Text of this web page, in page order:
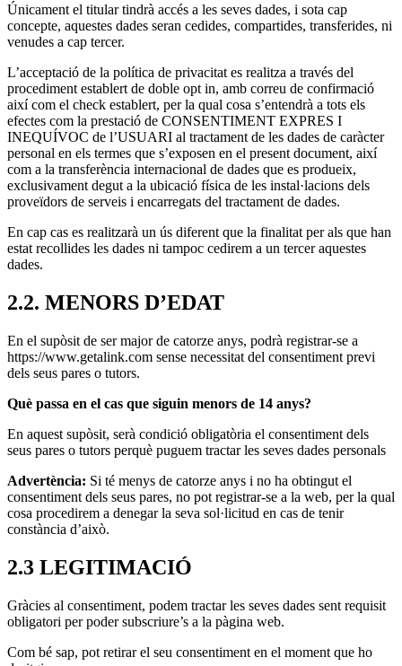
Únicament el titular tindrà accés a les seves dades, i sota cap
concepte, aquestes dades seran cedides, compartides, transferides, ni
venudes a cap tercer.
L’acceptació de la política de privacitat es realitza a través del
procediment establert de doble opt in, amb correu de confirmació
així com el check establert, per la qual cosa s’entendrà a tots els
efectes com la prestació de CONSENTIMENT EXPRES I
INEQUÍVOC de l’USUARI al tractament de les dades de caràcter
personal en els termes que s’exposen en el present document, així
com a la transferència internacional de dades que es produeix,
exclusivament degut a la ubicació física de les instal·lacions dels
proveïdors de serveis i encarregats del tractament de dades.
En cap cas es realitzarà un ús diferent que la finalitat per als que han
estat recollides les dades ni tampoc cedirem a un tercer aquestes
dades.
2.2. MENORS D’EDAT
En el supòsit de ser major de catorze anys, podrà registrar-se a
https://www.getalink.com sense necessitat del consentiment previ
dels seus pares o tutors.
Què passa en el cas que siguin menors de 14 anys?
En aquest supòsit, serà condició obligatòria el consentiment dels
seus pares o tutors perquè puguem tractar les seves dades personals
Advertència: Si té menys de catorze anys i no ha obtingut el
consentiment dels seus pares, no pot registrar-se a la web, per la qual
cosa procedirem a denegar la seva sol·licitud en cas de tenir
constància d’això.
2.3 LEGITIMACIÓ
Gràcies al consentiment, podem tractar les seves dades sent requisit
obligatori per poder subscriure’s a la pàgina web.
Com bé sap, pot retirar el seu consentiment en el moment que ho